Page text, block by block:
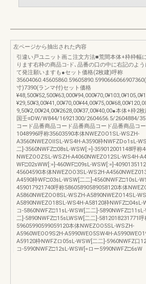
左ページから抽出された内容
引違い戸ユニット画こ注文方法■荒間本体+枠枠幅
ります右枠の商品コ-ド､品番の口の中に右記のよ
て発注願いますも●セット価格(2枚建)呼称
寸)7390(ランマ付)セット価格
9,50¥2,00¥24,00¥2628,00¥37,00¥40,00●本体+枠2
国壬≡DW/W844/16921300/2604656.5/2604884/
コード品番商品コード品番商品コード品番商品コ
1048996呼称35603590本体NWEZOO1SL-WSZH-
A3560NWEZOllSL-WS4H-A3590枠NWFZDo1sL-
二]-3560NWFZ□08sL-WSW[:=]-359012001148呼称
NWEZOOZSL-WSZH-A4060NWEZO12SL-WS4H-
WF□02sWW[:=]-460WF□09sL-WSW[:=]-
45604590本体NWEZOO3SL-WS2H-
A4590枠WF□03sL-WSW[二二]-4560NWFZ□10sL-
459017921740呼称58605890589058120本体
A5860NWEZOO8SL-WSZH-A5890NWEZO14SL-
A5890NWEZO18SL-WS4H-A58120枠NWFZ□04sL-
コ-5860NWFZ□11sL-WSW[二二]-
二]-5890NWFZ□15sLWSW[二二]-5812018231771呼
59605990599059120本体NWEZOO5SL-WSZH-
A5960WEOO9S2H-A5990WEO5SW4H-
A59120枠NWFZロ05sL-WSW[二二]-5960NWFZ口
コ-5990NWFZ□12sL-WSW[=ロー5990NWFZ□6sW